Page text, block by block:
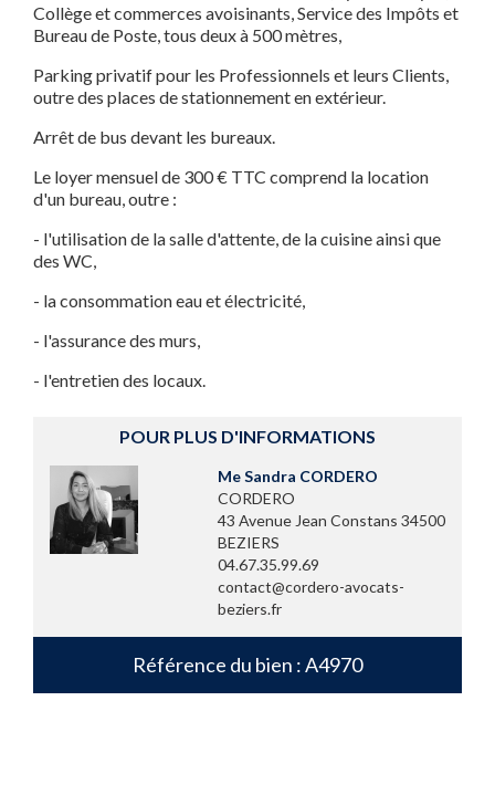
Collège et commerces avoisinants, Service des Impôts et
Bureau de Poste, tous deux à 500 mètres,
Parking privatif pour les Professionnels et leurs Clients,
outre des places de stationnement en extérieur.
Arrêt de bus devant les bureaux.
Le loyer mensuel de 300 € TTC comprend la location
d'un bureau, outre :
- l'utilisation de la salle d'attente, de la cuisine ainsi que
des WC,
- la consommation eau et électricité,
- l'assurance des murs,
- l'entretien des locaux.
POUR PLUS D'INFORMATIONS
Me Sandra CORDERO
CORDERO
43 Avenue Jean Constans 34500
BEZIERS
04.67.35.99.69
contact@cordero-avocats-
beziers.fr
Référence du bien : A4970